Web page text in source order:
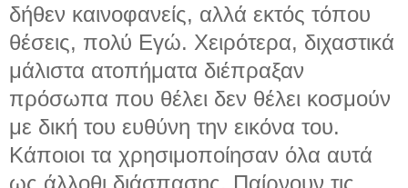
δήθεν καινοφανείς, αλλά εκτός τόπου
θέσεις, πολύ Εγώ. Χειρότερα, διχαστικά
μάλιστα ατοπήματα διέπραξαν
πρόσωπα που θέλει δεν θέλει κοσμούν
με δική του ευθύνη την εικόνα του.
Κάποιοι τα χρησιμοποίησαν όλα αυτά